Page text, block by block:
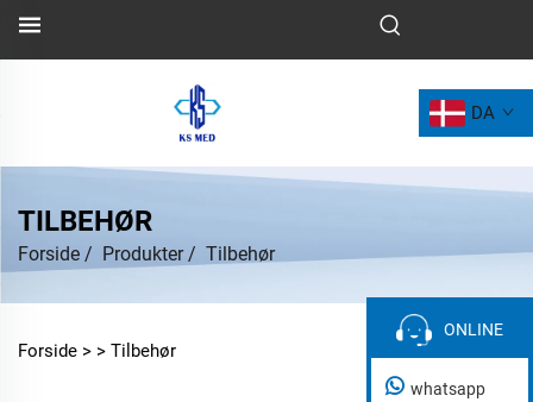
DA
TILBEHØR
Forside / Produkter/ Tilbehør
Forside > > Tilbehør
ONLINE
ONLINE
whatsapp